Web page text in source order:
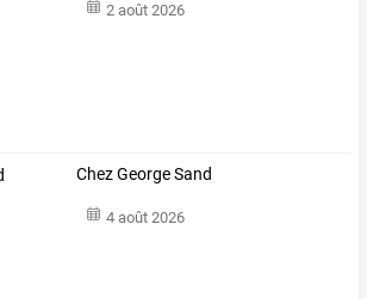
2 août 2026
Chez George Sand
4 août 2026